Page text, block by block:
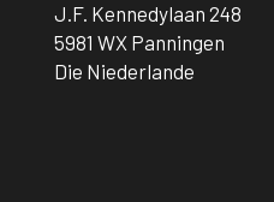
J.F. Kennedylaan 248
5981 WX Panningen
Die Niederlande